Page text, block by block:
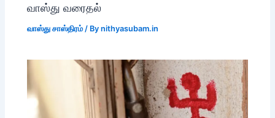
வாஸ்து வரைதல்
வாஸ்து சாஸ்திரம்/ Bynithyasubam.in